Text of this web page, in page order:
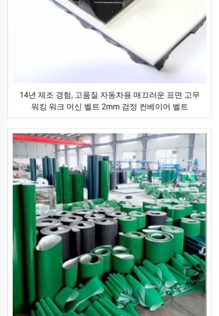
14년 제조 경험, 고품질 자동차용 매끄러운 표면 고무
워킹 워크 머신 벨트 2mm 검정 컨베이어 벨트